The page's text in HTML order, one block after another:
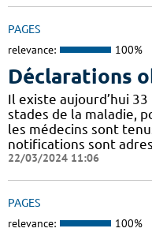
PAGES
relevance: 100%
Déclarations
Il existe aujourd’hui
stades de la maladie,
les médecins sont
notifications sont
22/03/2024 11:06
PAGES
relevance: 100%